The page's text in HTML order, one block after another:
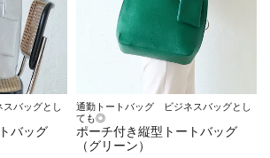
バッグとし
バッグ
通勤トートバッグ ビジネスバッグとし
ても◎
ポーチ付き縦型トートバッグ
（グリーン）